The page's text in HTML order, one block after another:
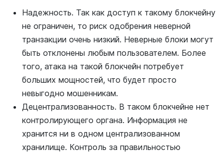
Надежность. Так как доступ к такому блокчейну
не ограничен, то риск одобрения неверной
транзакции очень низкий. Неверные блоки могут
быть отклонены любым пользователем. Более
того, атака на такой блокчейн потребует
больших мощностей, что будет просто
невыгодно мошенникам.
Децентрализованность. В таком блокчейне нет
контролирующего органа. Информация не
хранится ни в одном централизованном
хранилище. Контроль за правильностью